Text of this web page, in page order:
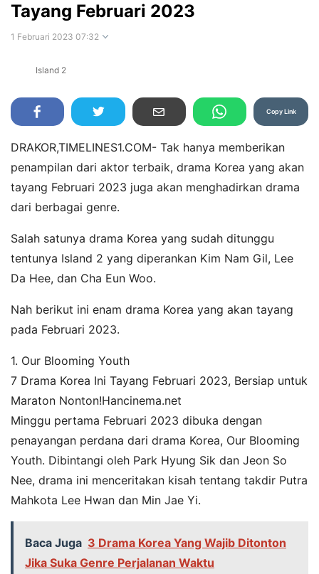
Tayang Februari 2023
1 Februari 2023 07:32
Island 2
Copy Link
DRAKOR,TIMELINES1.COM- Tak hanya memberikan
penampilan dari aktor terbaik, drama Korea yang akan
tayang Februari 2023 juga akan menghadirkan drama
dari berbagai genre.
Salah satunya drama Korea yang sudah ditunggu
tentunya Island 2 yang diperankan Kim Nam Gil, Lee
Da Hee, dan Cha Eun Woo.
Nah berikut ini enam drama Korea yang akan tayang
pada Februari 2023.
1. Our Blooming Youth
7 Drama Korea Ini Tayang Februari 2023, Bersiap untuk
Maraton Nonton!Hancinema.net
Minggu pertama Februari 2023 dibuka dengan
penayangan perdana dari drama Korea, Our Blooming
Youth. Dibintangi oleh Park Hyung Sik dan Jeon So
Nee, drama ini menceritakan kisah tentang takdir Putra
Mahkota Lee Hwan dan Min Jae Yi.
Baca Juga 3 Drama Korea Yang Wajib Ditonton
Jika Suka Genre Perjalanan Waktu